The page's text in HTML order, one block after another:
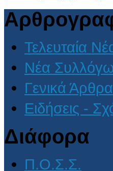
Τελευταία
Νέα
Γενικά Άρθρα
Ειδήσεις -
Διάφορα
Π.Ο.Σ.Σ.